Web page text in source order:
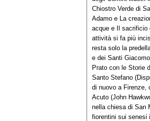
Chiostro Verde di
Adamo e La
acque e Il sacrificio
attività si fa più
resta solo la
e dei Santi
Prato con le Storie
Santo Stefano
di nuovo a Firenze,
Acuto (John
nella chiesa di San
fiorentini sui senesi